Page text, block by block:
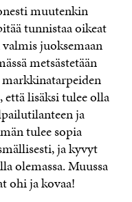
muutenkin
tunnistaa oikeat
juoksemaan
metsästetään
lisäksi tulee olla
ja
tulee sopia
ja kyvyt
olemassa. Muussa
ohi ja kovaa!